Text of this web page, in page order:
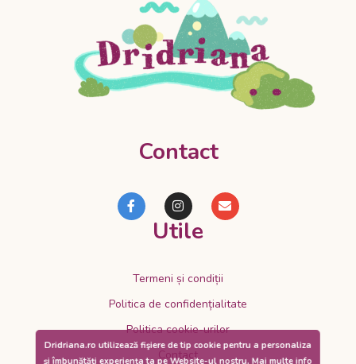
Contact
Utile
Termeni și condiții
Politica de confidențialitate
Politica cookie-urilor
Contact
Dridriana.ro utilizează fişiere de tip cookie pentru a personaliza
și îmbunătăți experiența ta pe Website-ul nostru. Mai multe info